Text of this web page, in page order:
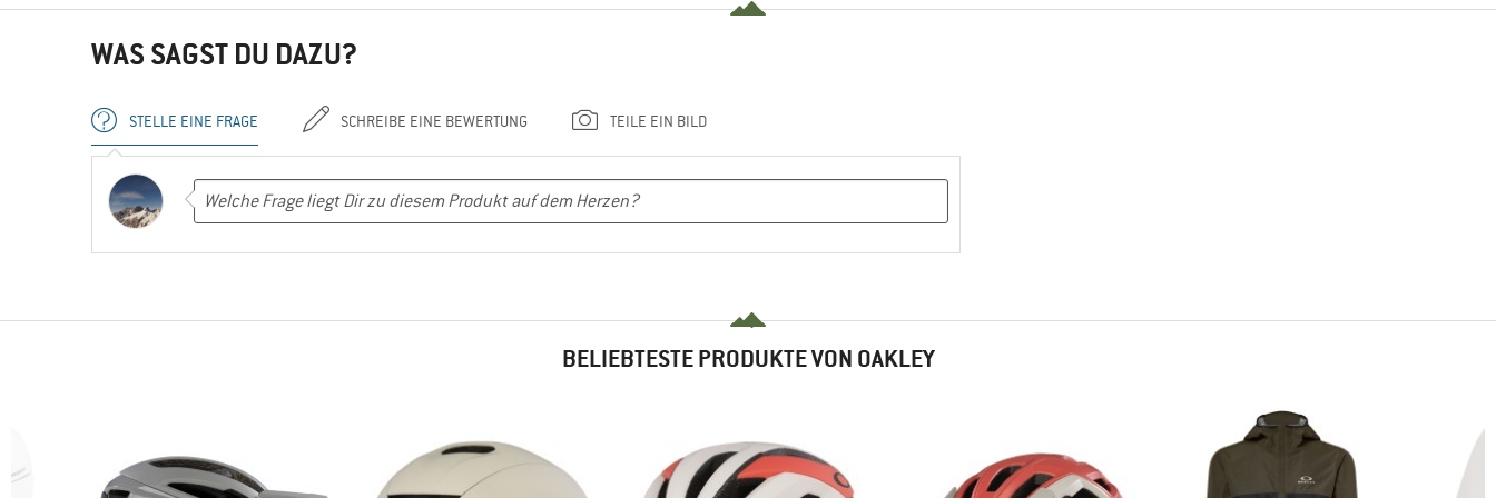
WAS SAGST DU DAZU?
STELLE EINE FRAGE SCHREIBE EINE BEWERTUNG TEILE EIN BILD
BELIEBTESTE PRODUKTE VON OAKLEY